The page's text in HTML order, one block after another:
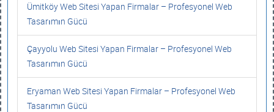
Ümitköy Web Sitesi Yapan Firmalar – Profesyonel Web
Tasarımın Gücü
Çayyolu Web Sitesi Yapan Firmalar – Profesyonel Web
Tasarımın Gücü
Eryaman Web Sitesi Yapan Firmalar – Profesyonel Web
Tasarımın Gücü